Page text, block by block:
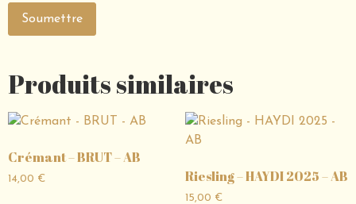
Produits similaires
Crémant – BRUT – AB
14,00 € Riesling – HAYDI 2025 – AB
15,00 €